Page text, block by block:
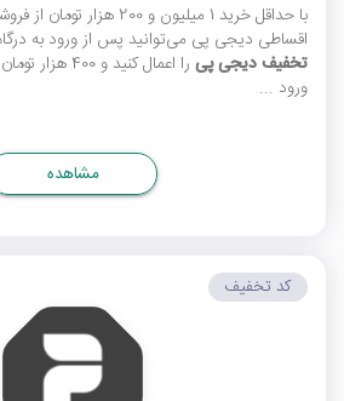
با حداقل خرید 1 میلیون و 200
اقساطی دیجی پی می‌توانید پس از ورود به
تخفیف دیجی پی را اعمال کنید و 400 هزار تومان
ورود ...
مشاهده
کد تخفیف